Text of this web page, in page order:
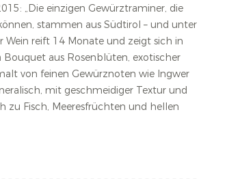
„Die einzigen Gewürztraminer, die
stammen aus Südtirol – und unter
Wein reift 14 Monate und zeigt sich in
aus Rosenblüten, exotischer
von feinen Gewürznoten wie Ingwer
mit geschmeidiger Textur und
zu Fisch, Meeresfrüchten und hellen